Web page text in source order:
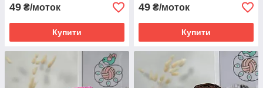
49 ₴/моток
Купити
49 ₴/моток
Купити